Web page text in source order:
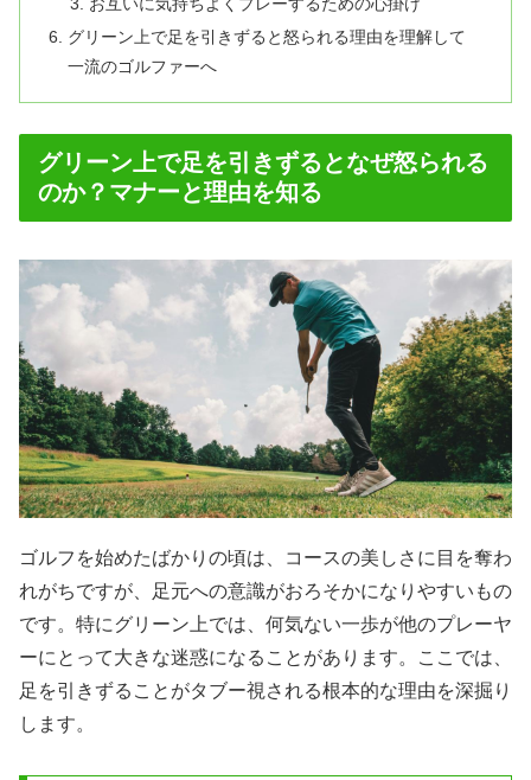
グリーン上で足を引きずると怒られる理由を理解して
一流のゴルファーへ
グリーン上で足を引きずるとなぜ怒られる
のか？マナーと理由を知る
ゴルフを始めたばかりの頃は、コースの美しさに目を奪わ
れがちですが、足元への意識がおろそかになりやすいもの
です。特にグリーン上では、何気ない一歩が他のプレーヤ
ーにとって大きな迷惑になることがあります。ここでは、
足を引きずることがタブー視される根本的な理由を深掘り
します。